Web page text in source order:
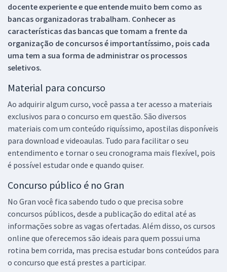
docente experiente e que entende muito bem como as
bancas organizadoras trabalham. Conhecer as
características das bancas que tomam a frente da
organização de concursos é importantíssimo, pois cada
uma tem a sua forma de administrar os processos
seletivos.
Material para concurso
Ao adquirir algum curso, você passa a ter acesso a materiais
exclusivos para o concurso em questão. São diversos
materiais com um conteúdo riquíssimo, apostilas disponíveis
para download e videoaulas. Tudo para facilitar o seu
entendimento e tornar o seu cronograma mais flexível, pois
é possível estudar onde e quando quiser.
Concurso público é no Gran
No Gran você fica sabendo tudo o que precisa sobre
concursos públicos, desde a publicação do edital até as
informações sobre as vagas ofertadas. Além disso, os cursos
online que oferecemos são ideais para quem possui uma
rotina bem corrida, mas precisa estudar bons conteúdos para
o concurso que está prestes a participar.